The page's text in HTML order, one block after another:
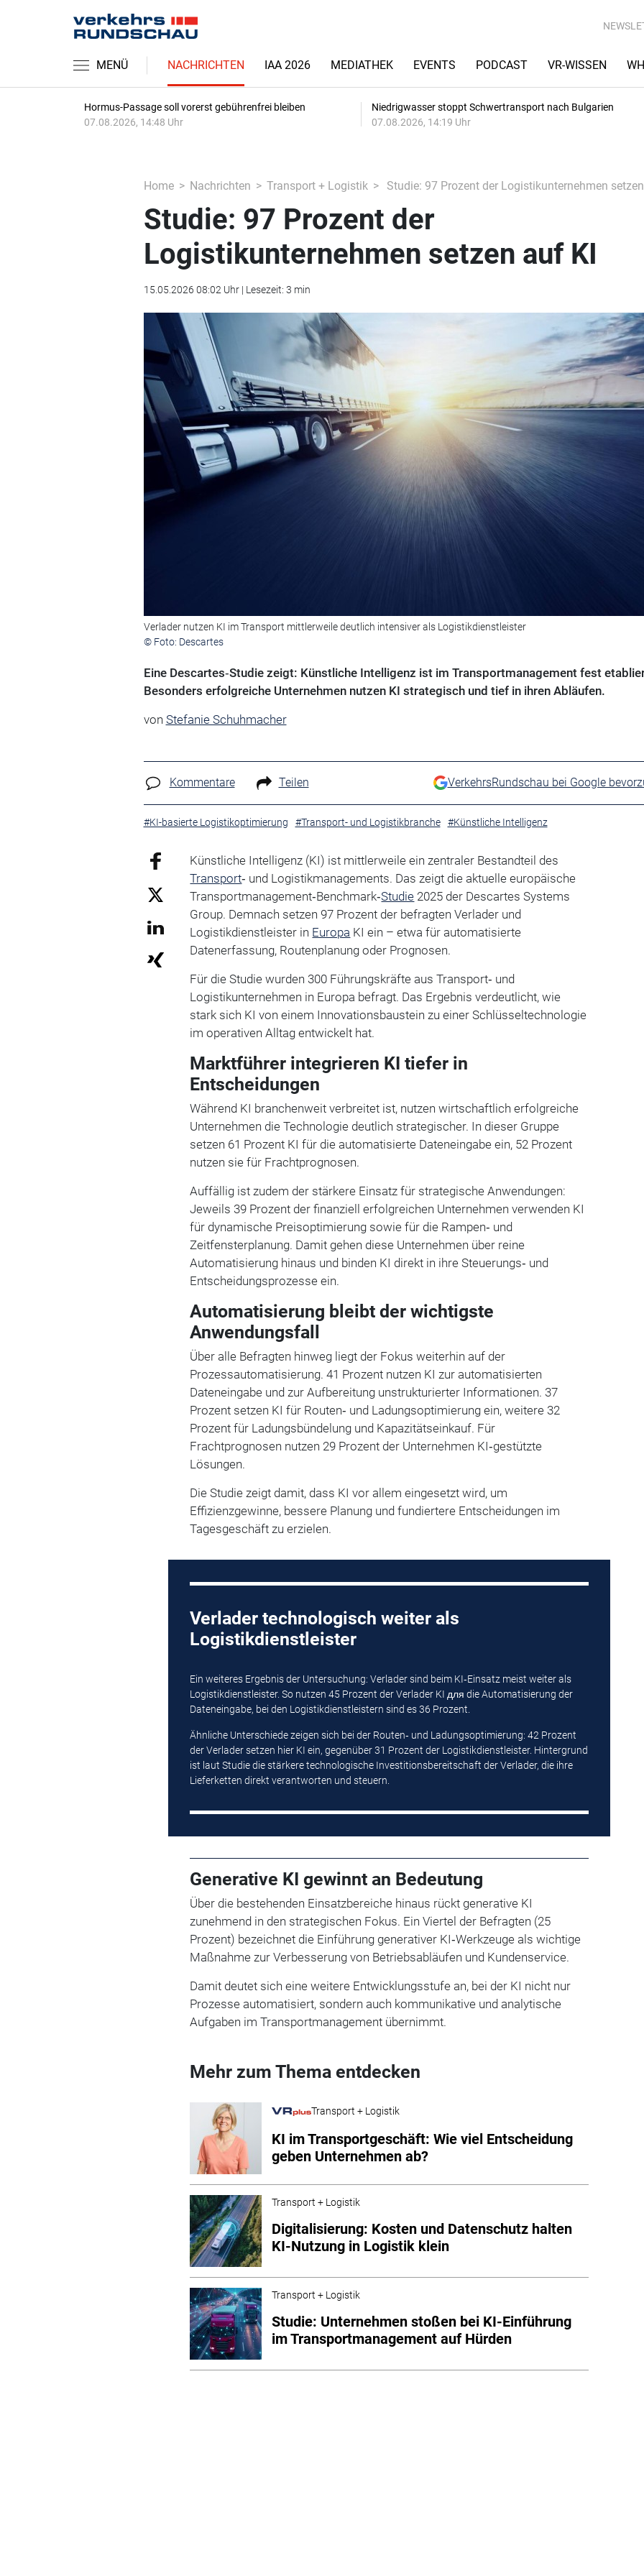
MENÜ NACHRICHTEN IAA 2026 MEDIATHEK EVENTS PODCAST VR-WISSEN
Hormus-Passage soll vorerst gebührenfrei bleiben
07.08.2026, 14:48 Uhr
Niedrigwasser stoppt Schwertransport nach Bulgarien
07.08.2026, 14:19 Uhr
Home Nachrichten Transport + Logistik Studie: 97 Prozent der Logistikunternehmen
Studie: 97 Prozent der
Logistikunternehmen setzen auf KI
15.05.2026 08:02 Uhr | Lesezeit: 3 min
Verlader nutzen KI im Transport mittlerweile deutlich intensiver als Logistikdienstleister
© Foto: Descartes
Eine Descartes‑Studie zeigt: Künstliche Intelligenz ist im Transportmanagement fest
Besonders erfolgreiche Unternehmen nutzen KI strategisch und tief in ihren Abläufen.
von Stefanie Schuhmacher
Kommentare Teilen VerkehrsRundschau bei Google
#KI-basierte Logistikoptimierung #Transport- und Logistikbranche #Künstliche Intelligenz
Künstliche Intelligenz (KI) ist mittlerweile ein zentraler Bestandteil des
Transport‑ und Logistikmanagements. Das zeigt die aktuelle europäische
Transportmanagement‑Benchmark‑Studie 2025 der Descartes Systems
Group. Demnach setzen 97 Prozent der befragten Verlader und
Logistikdienstleister in Europa KI ein – etwa für automatisierte
Datenerfassung, Routenplanung oder Prognosen.
Für die Studie wurden 300 Führungskräfte aus Transport‑ und
Logistikunternehmen in Europa befragt. Das Ergebnis verdeutlicht, wie
stark sich KI von einem Innovationsbaustein zu einer Schlüsseltechnologie
im operativen Alltag entwickelt hat.
Marktführer integrieren KI tiefer in
Entscheidungen
Während KI branchenweit verbreitet ist, nutzen wirtschaftlich erfolgreiche
Unternehmen die Technologie deutlich strategischer. In dieser Gruppe
setzen 61 Prozent KI für die automatisierte Dateneingabe ein, 52 Prozent
nutzen sie für Frachtprognosen.
Auffällig ist zudem der stärkere Einsatz für strategische Anwendungen:
Jeweils 39 Prozent der finanziell erfolgreichen Unternehmen verwenden KI
für dynamische Preisoptimierung sowie für die Rampen‑ und
Zeitfensterplanung. Damit gehen diese Unternehmen über reine
Automatisierung hinaus und binden KI direkt in ihre Steuerungs‑ und
Entscheidungsprozesse ein.
Automatisierung bleibt der wichtigste
Anwendungsfall
Über alle Befragten hinweg liegt der Fokus weiterhin auf der
Prozessautomatisierung. 41 Prozent nutzen KI zur automatisierten
Dateneingabe und zur Aufbereitung unstrukturierter Informationen. 37
Prozent setzen KI für Routen‑ und Ladungsoptimierung ein, weitere 32
Prozent für Ladungsbündelung und Kapazitätseinkauf. Für
Frachtprognosen nutzen 29 Prozent der Unternehmen KI‑gestützte
Lösungen.
Die Studie zeigt damit, dass KI vor allem eingesetzt wird, um
Effizienzgewinne, bessere Planung und fundiertere Entscheidungen im
Tagesgeschäft zu erzielen.
Verlader technologisch weiter als
Logistikdienstleister
Ein weiteres Ergebnis der Untersuchung: Verlader sind beim KI‑Einsatz meist weiter als
Logistikdienstleister. So nutzen 45 Prozent der Verlader KI для die Automatisierung der
Dateneingabe, bei den Logistikdienstleistern sind es 36 Prozent.
Ähnliche Unterschiede zeigen sich bei der Routen‑ und Ladungsoptimierung: 42 Prozent
der Verlader setzen hier KI ein, gegenüber 31 Prozent der Logistikdienstleister. Hintergrund
ist laut Studie die stärkere technologische Investitionsbereitschaft der Verlader, die ihre
Lieferketten direkt verantworten und steuern.
Generative KI gewinnt an Bedeutung
Über die bestehenden Einsatzbereiche hinaus rückt generative KI
zunehmend in den strategischen Fokus. Ein Viertel der Befragten (25
Prozent) bezeichnet die Einführung generativer KI‑Werkzeuge als wichtige
Maßnahme zur Verbesserung von Betriebsabläufen und Kundenservice.
Damit deutet sich eine weitere Entwicklungsstufe an, bei der KI nicht nur
Prozesse automatisiert, sondern auch kommunikative und analytische
Aufgaben im Transportmanagement übernimmt.
Mehr zum Thema entdecken
Transport + Logistik
KI im Transportgeschäft: Wie viel Entscheidung
geben Unternehmen ab?
Transport + Logistik
Digitalisierung: Kosten und Datenschutz halten
KI-Nutzung in Logistik klein
Transport + Logistik
Studie: Unternehmen stoßen bei KI-Einführung
im Transportmanagement auf Hürden